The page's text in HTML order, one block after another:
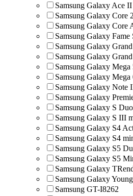
Samsung Galaxy Ace
Samsung Galaxy Core
Samsung Galaxy Core
Samsung Galaxy Fame
Samsung Galaxy
Samsung Galaxy
Samsung Galaxy
Samsung Galaxy
Samsung Galaxy Note
Samsung Galaxy
Samsung Galaxy S
Samsung Galaxy S III
Samsung Galaxy S4
Samsung Galaxy S4
Samsung Galaxy S5
Samsung Galaxy S5
Samsung Galaxy
Samsung Galaxy
Samsung GT-I8262